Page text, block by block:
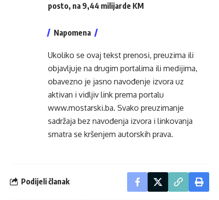
posto, na 9,44 milijarde KM
Napomena
Ukoliko se ovaj tekst prenosi, preuzima ili
objavljuje na drugim portalima ili medijima,
obavezno je jasno navođenje izvora uz
aktivan i vidljiv link prema portalu
www.mostarski.ba. Svako preuzimanje
sadržaja bez navođenja izvora i linkovanja
smatra se kršenjem autorskih prava.
Podijeli članak